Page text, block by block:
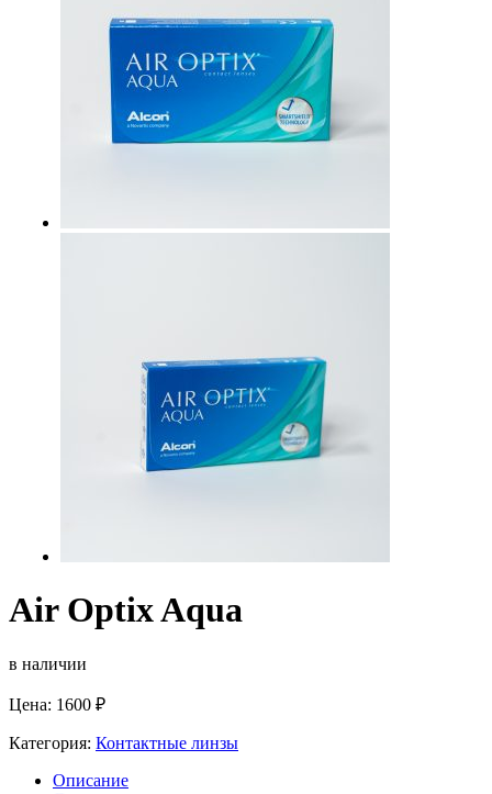
Air Optix Aqua
в наличии
Цена: 1600 ₽
Категория: Контактные линзы
Описание